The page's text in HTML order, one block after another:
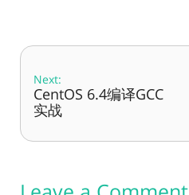
Next:
CentOS 6.4编译GCC
实战